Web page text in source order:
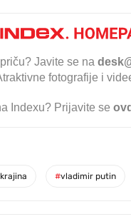
Javite se na
fotografije i
Indexu? Prijavite se
#vladimir putin